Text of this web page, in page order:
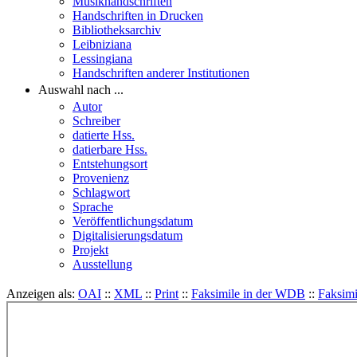
Handschriften in Drucken
Bibliotheksarchiv
Leibniziana
Lessingiana
Handschriften anderer Institutionen
Auswahl nach ...
Autor
Schreiber
datierte Hss.
datierbare Hss.
Entstehungsort
Provenienz
Schlagwort
Sprache
Veröffentlichungsdatum
Digitalisierungsdatum
Projekt
Ausstellung
Anzeigen als: OAI :: XML :: Print :: Faksimile in der WDB ::